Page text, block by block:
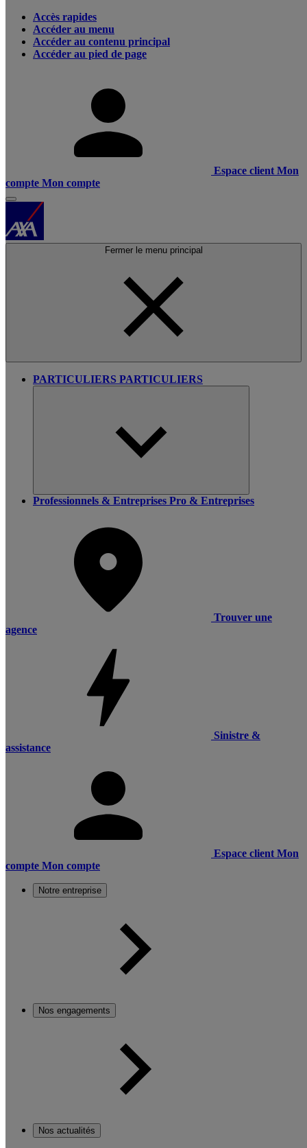
Accès rapides
Accéder au menu
Accéder au contenu principal
Accéder au pied de page
Espace client Mon
compte Mon compte
Fermer le menu principal
PARTICULIERS PARTICULIERS
Professionnels & Entreprises Pro & Entreprises
Trouver une
agence
Sinistre &
assistance
Espace client Mon
compte Mon compte
Notre entreprise
Nos engagements
Nos actualités